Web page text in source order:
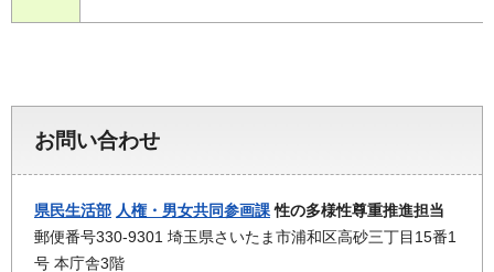
お問い合わせ
県民生活部 人権・男女共同参画課性の多様性尊重推進担当
郵便番号330-9301 埼玉県さいたま市浦和区高砂三丁目15番1
号 本庁舎3階